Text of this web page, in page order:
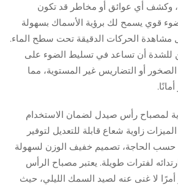
وكشف أي عوائق أو مخاطر قد تكون
قوي يسمح لك برؤية الأسماك بسهولة
مشاهدة الحركات الدقيقة تحت سطح الماء.
للشدة أن تساعد في تسليط الضوء على
أو التضاريس غير المستوية، مما
لمصباح رأس صيدل لضمان الاستخدام
زاوية شعاع قابلة للتعديل لتوفير
حسب الحاجة، تصميم خفيف الوزن لسهولة
لفترات طويلة. يعتبر مصباح الرأس
لا غنى عنه لصيد السمك الليلي، حيث